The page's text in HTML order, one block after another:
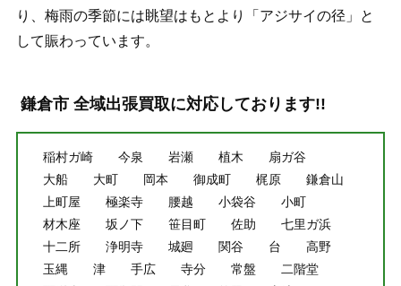
り、梅雨の季節には眺望はもとより「アジサイの径」と
して賑わっています。
鎌倉市 全域出張買取に対応しております!!
稲村ガ崎 今泉 岩瀬 植木
扇ガ谷
大船
大町 岡本 御成町 梶原
鎌倉山
上町屋
極楽寺 腰越 小袋谷
小町
材木座
坂ノ下 笹目町 佐助
七里ガ浜
十二所
浄明寺 城廻 関谷 台
高野
玉縄
津 手広 寺分 常盤
二階堂